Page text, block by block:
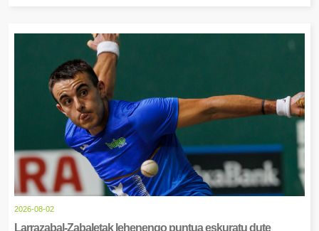
2026-08-02
Larrazabal-Zabaletak lehenengo puntua eskuratu dute